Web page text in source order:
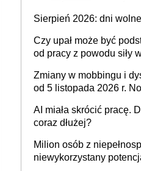
Sierpień 2026: dni
Czy upał może być
od pracy z powodu siły
Zmiany w mobbingu i
od 5 listopada 2026 r.
Ustaw
AI miała skrócić pracę.
coraz dłużej?
Milion osób z
niewykorzystany